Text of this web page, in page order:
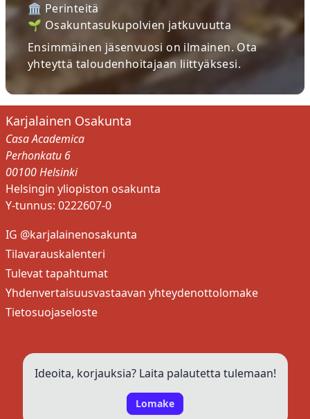
🏛 Perinteitä
🌱 Osakuntasukupolvien jatkuvuutta
Ensimmäinen jäsenvuosi on ilmainen. Ota
yhteyttä taloudenhoitajaan liittyäksesi.
Karjalainen Osakunta
Casa Academica
Perhonkatu 6
00100 Helsinki
Helsingin yliopiston osakunta
Y-tunnus: 0222607-0
IG @karjalainenosakunta
Tilavarauskalenteri
Tulevat tapahtumat
Yhdenvertaisuusvastaavan yhteydenottolomake
Tietosuojaseloste
Ideoita, korjauksia? Laita palautetta tulemaan!
Lomake